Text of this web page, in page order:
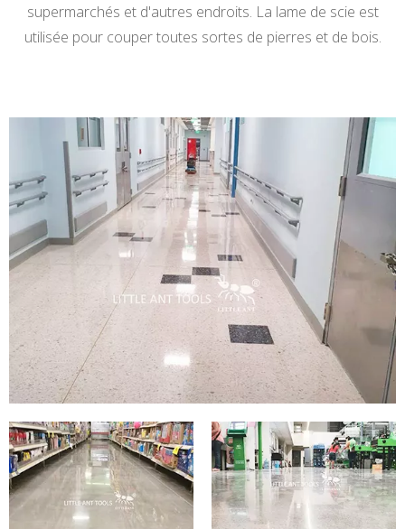
supermarchés et d'autres endroits. La lame de scie est
utilisée pour couper toutes sortes de pierres et de bois.